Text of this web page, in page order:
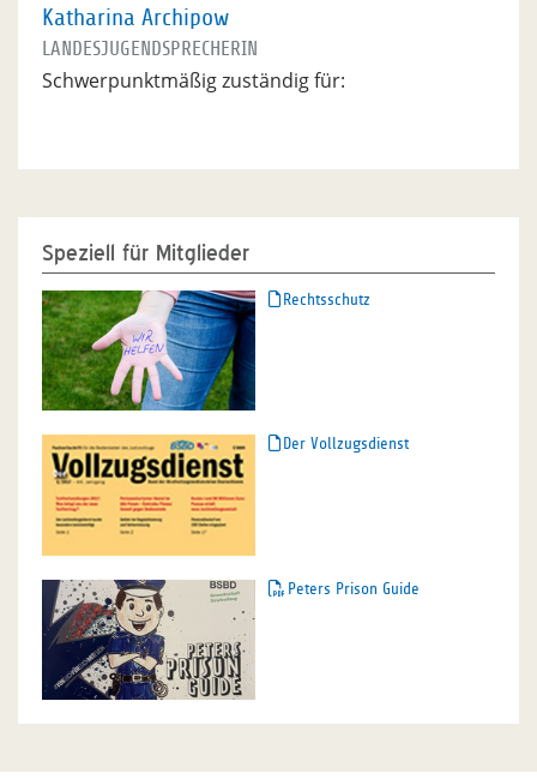
Katharina Archipow
LANDESJUGENDSPRECHERIN
Schwerpunktmäßig zuständig für:
Speziell für Mitglieder
Rechtsschutz
Der Vollzugsdienst
Peters Prison Guide